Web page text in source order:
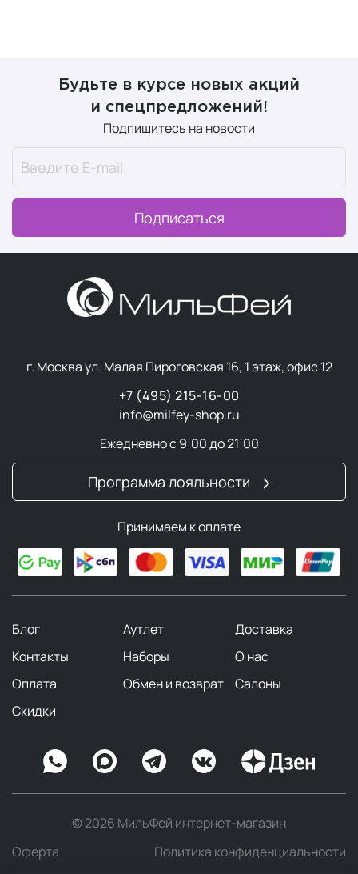
Будьте в курсе новых акций
и спецпредложений!
Подпишитесь на новости
Подписаться
г. Москва ул. Малая Пироговская 16, 1 этаж, офис 12
+7 (495) 215-16-00
info@milfey-shop.ru
Ежедневно с 9:00 до 21:00
Программа лояльности
Принимаем к оплате
Блог Аутлет
Доставка
Контакты
Наборы
О нас
Оплата
Обмен и возврат
Салоны
Скидки
© 2026 МильФей интернет-магазин
Оферта
Политика конфиденциальности